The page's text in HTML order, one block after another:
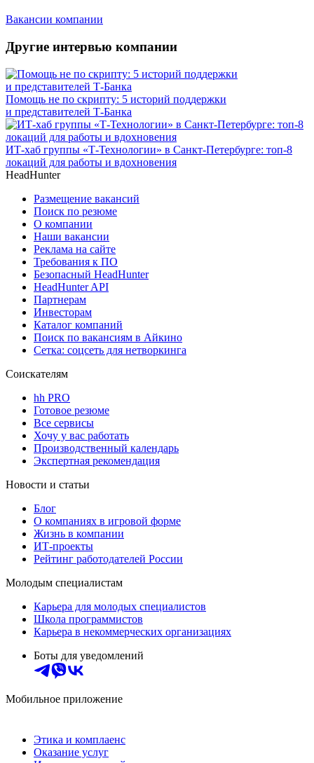
Вакансии компании
Другие интервью компании
Помощь не по скрипту: 5 историй поддержки
и представителей Т-Банка
ИТ-хаб группы «Т-Технологии» в Санкт-Петербурге: топ-8
локаций для работы и вдохновения
HeadHunter
Размещение вакансий
Поиск по резюме
О компании
Наши вакансии
Реклама на сайте
Требования к ПО
Безопасный HeadHunter
HeadHunter API
Партнерам
Инвесторам
Каталог компаний
Поиск по вакансиям в Айкино
Сетка: соцсеть для нетворкинга
Соискателям
hh PRO
Готовое резюме
Все сервисы
Хочу у вас работать
Производственный календарь
Экспертная рекомендация
Новости и статьи
Блог
О компаниях в игровой форме
Жизнь в компании
ИТ-проекты
Рейтинг работодателей России
Молодым специалистам
Карьера для молодых специалистов
Школа программистов
Карьера в некоммерческих организациях
Боты для уведомлений
Мобильное приложение
Этика и комплаенс
Оказание услуг